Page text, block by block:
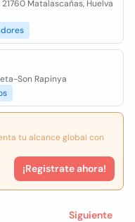
Matalascañas, Huelva
Son Rapinya
tu alcance global con
¡Registrate ahora!
Siguiente